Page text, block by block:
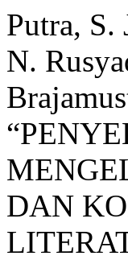
Putra,
N.
DAN